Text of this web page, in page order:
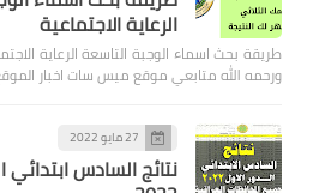
الرعاية الاجتماعية
طريقة بحث اسماء الوجبة التاسعة الرعاية
ورحمه الله متابعي موقع ميس سات اخبار
27 مايو 2022
نتائج السادس ابتدائي
اخبار العامة
درجات الحرارة الصغرى
مدن البلاد بالدرجة